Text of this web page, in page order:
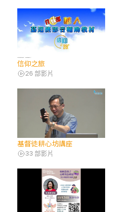
信仰之旅
26 部影片
基督徒耕心坊講座
33 部影片